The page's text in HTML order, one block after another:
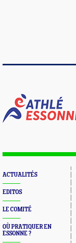
ACTUALITÉS
EDITOS
LE COMITÉ
OÙ PRATIQUER EN
ESSONNE ?